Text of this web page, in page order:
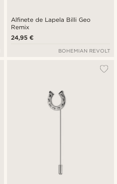
Alfinete de Lapela Billi Geo
Remix
24,95 €
BOHEMIAN REVOLT